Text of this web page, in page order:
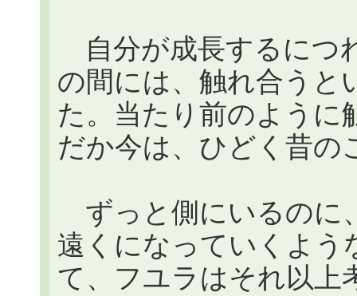
自分が成長するにつ
の間には、触れ合うと
た。当たり前のように
だか今は、ひどく昔の
ずっと側にいるのに
遠くになっていくよう
て、フユラはそれ以上